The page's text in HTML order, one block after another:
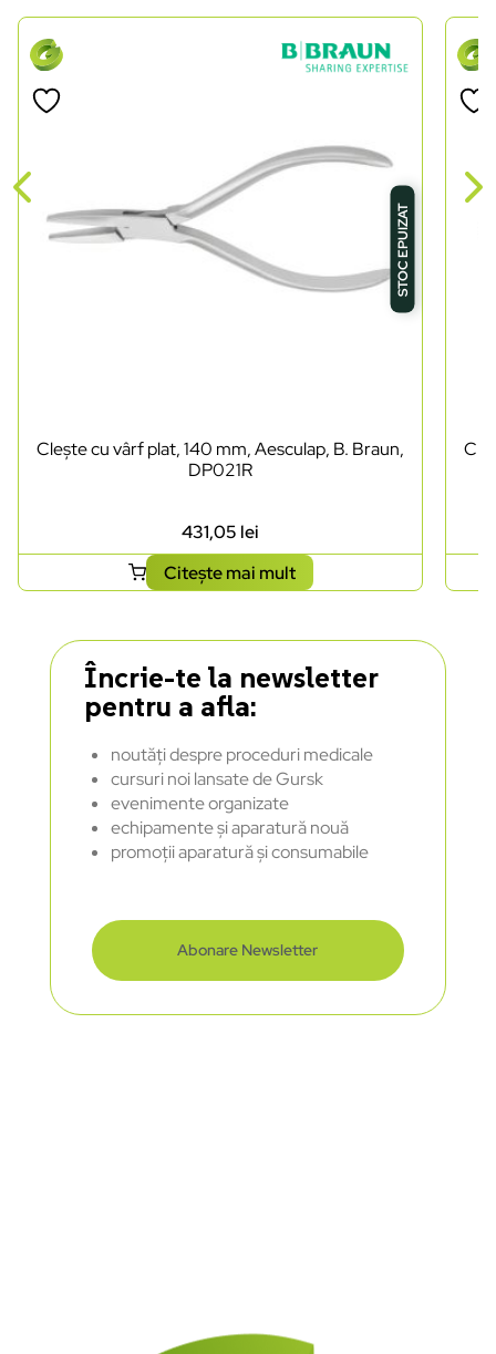
STOC EPUIZAT
Clește cu vârf plat, 140 mm, Aesculap, B. Braun,
DP021R
431,05 lei
Citește mai mult
Încrie-te la newsletter
pentru a afla:
noutăți despre proceduri medicale
cursuri noi lansate de Gursk
evenimente organizate
echipamente și aparatură nouă
promoții aparatură și consumabile
Abonare Newsletter